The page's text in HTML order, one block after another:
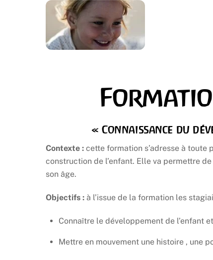
« Connaissance du
Contexte : cette formation s’adresse à toute
construction de l’enfant. Elle va permettre
son âge.
Objectifs : à l’issue de la formation les
Connaître le développement de l’enfant
Mettre en mouvement une histoire , une